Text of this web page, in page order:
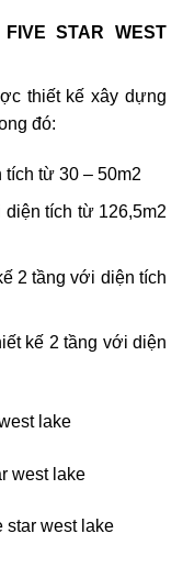
STAR WEST
thiết kế xây dựng
đó:
từ 30 – 50m2
tích từ 126,5m2
2 tầng với diện tích
kế 2 tầng với diện